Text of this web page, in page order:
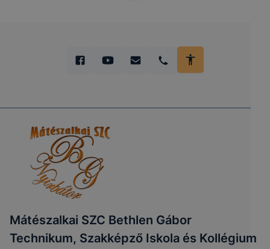
Mátészalkai SZC Bethlen Gábor
Technikum, Szakképző Iskola és Kollégium